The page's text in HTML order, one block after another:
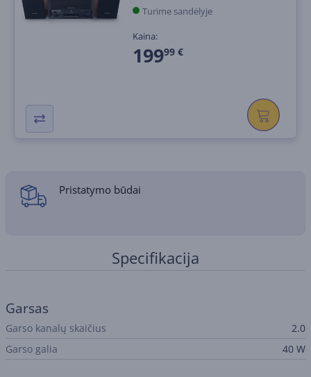
Turime sandėlyje
Kaina:
19999 €
Pristatymo būdai
Specifikacija
Garsas
Garso kanalų skaičius
2.0
Garso galia
40 W